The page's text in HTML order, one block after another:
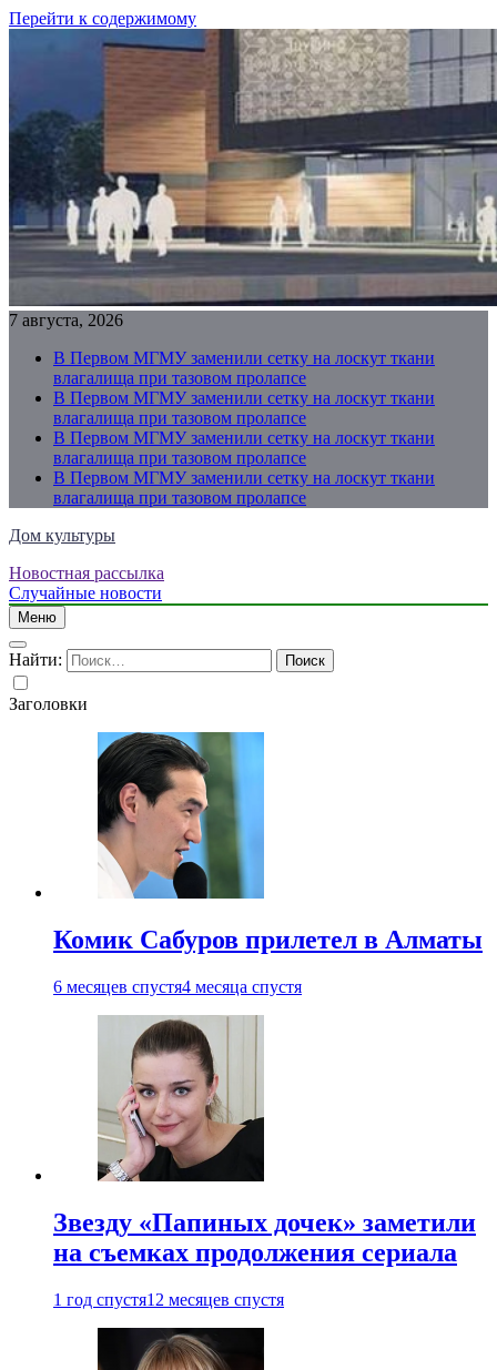
Перейти к содержимому
7 августа, 2026
В Первом МГМУ заменили сетку на лоскут ткани
влагалища при тазовом пролапсе
В Первом МГМУ заменили сетку на лоскут ткани
влагалища при тазовом пролапсе
В Первом МГМУ заменили сетку на лоскут ткани
влагалища при тазовом пролапсе
В Первом МГМУ заменили сетку на лоскут ткани
влагалища при тазовом пролапсе
Дом культуры
Just another WordPress site
Новостная рассылка
Случайные новости
Меню
Найти:
Заголовки
Комик Сабуров прилетел в Алматы
6 месяцев спустя4 месяца спустя
Звезду «Папиных дочек» заметили
на съемках продолжения сериала
1 год спустя12 месяцев спустя